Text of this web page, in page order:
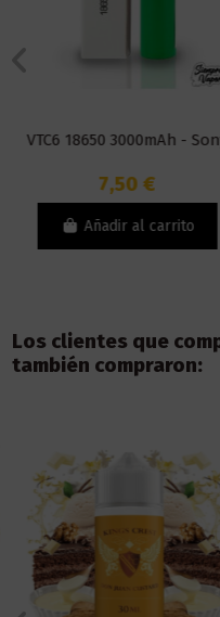
VTC6 18650 3000mAh -
7,50 €
Añadir al carrito
Los clientes que
también compraron: